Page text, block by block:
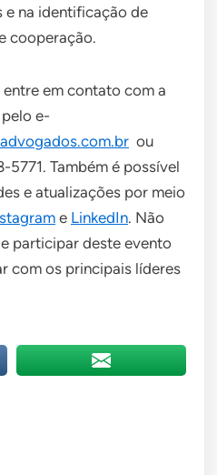
e na identificação de
cooperação.
em contato com a
e-
ou
5771. Também é possível
e atualizações por meio
e LinkedIn. Não
participar deste evento
com os principais líderes